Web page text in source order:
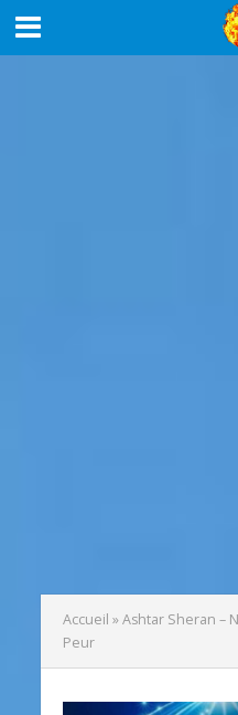
Accueil »Ashtar Sheran –
Peur